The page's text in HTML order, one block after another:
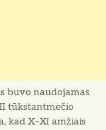
buvo naudojamas
tūkstantmečio
kad X–XI amžiais